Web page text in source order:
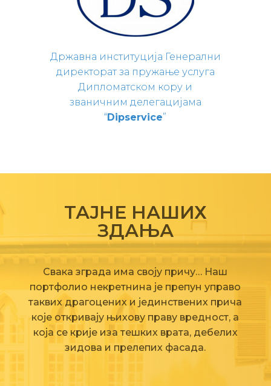
Државна институција Генерални
директорат за пружање услуга
Дипломатском кору и
званичним делегацијама
“Dipservice”
ТАЈНЕ НАШИХ
ЗДАЊА
Свака зграда има своју причу… Наш
портфолио некретнина је препун управо
таквих драгоцених и јединствених прича
које откривају њихову праву вредност, а
која се крије иза тешких врата, дебелих
зидова и прелепих фасада.